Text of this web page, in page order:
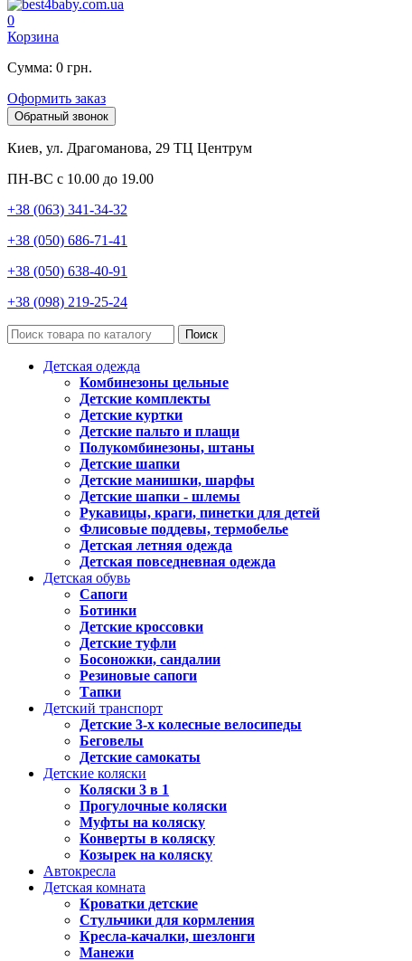
0
Корзина
Сумма: 0 грн.
Оформить заказ
Обратный звонок
Киев, ул. Драгоманова, 29 ТЦ Центрум
ПН-ВС с 10.00 до 19.00
+38 (063) 341-34-32
+38 (050) 686-71-41
+38 (050) 638-40-91
+38 (098) 219-25-24
Поиск
Детская одежда
Комбинезоны цельные
Детские комплекты
Детские куртки
Детские пальто и плащи
Полукомбинезоны, штаны
Детские шапки
Детские манишки, шарфы
Детские шапки - шлемы
Рукавицы, краги, пинетки для детей
Флисовые поддевы, термобелье
Детская летняя одежда
Детская повседневная одежда
Детская обувь
Сапоги
Ботинки
Детские кроссовки
Детские туфли
Босоножки, сандалии
Резиновые сапоги
Тапки
Детский транспорт
Детские 3-х колесные велосипеды
Беговелы
Детские самокаты
Детские коляски
Коляски 3 в 1
Прогулочные коляски
Муфты на коляску
Конверты в коляску
Козырек на коляску
Автокресла
Детская комната
Кроватки детские
Стульчики для кормления
Кресла-качалки, шезлонги
Манежи